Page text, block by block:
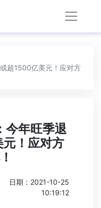
超1500亿美元！应对方
今年旺季退
！应对方
日期：2021-10-25
10:19:12